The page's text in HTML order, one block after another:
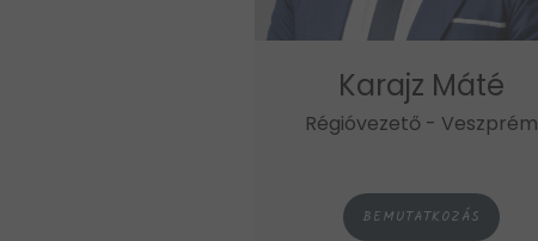
Karajz Máté
Régióvezető - Veszprém
BEMUTATKOZÁS